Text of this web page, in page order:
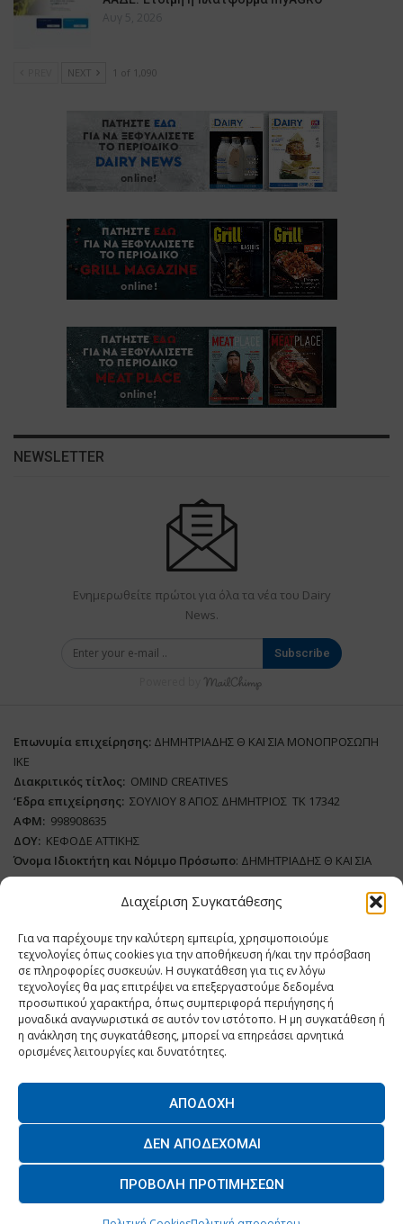
Διαχείριση Συγκατάθεσης
Για να παρέχουμε την καλύτερη εμπειρία, χρησιμοποιούμε
τεχνολογίες όπως cookies για την αποθήκευση ή/και την πρόσβαση
σε πληροφορίες συσκευών. Η συγκατάθεση για τις εν λόγω
τεχνολογίες θα μας επιτρέψει να επεξεργαστούμε δεδομένα
προσωπικού χαρακτήρα, όπως συμπεριφορά περιήγησης ή
μοναδικά αναγνωριστικά σε αυτόν τον ιστότοπο. Η μη συγκατάθεση ή
η ανάκληση της συγκατάθεσης, μπορεί να επηρεάσει αρνητικά
ορισμένες λειτουργίες και δυνατότητες.
ΑΠΟΔΟΧΉ
ΔΕΝ ΑΠΟΔΈΧΟΜΑΙ
ΠΡΟΒΟΛΉ ΠΡΟΤΙΜΉΣΕΩΝ
Αυγ 5, 2026
NEXT 1 of 1,090
NEWSLETTER
Ενημερωθείτε πρώτοι για όλα τα νέα του Dairy
News.
Subscribe
Επωνυμία επιχείρησης: ΔΗΜΗΤΡΙΑΔΗΣ Θ ΚΑΙ ΣΙΑ ΜΟΝΟΠΡΟΣΩΠΗ
ΙΚΕ
Διακριτικός τίτλος: ΟΜΙΝD CREATIVES
‘Eδρα επιχείρησης: ΣΟΥΛΙΟΥ 8 ΑΓΙΟΣ ΔΗΜΗΤΡΙΟΣ ΤΚ 17342
ΑΦΜ: 998908635
ΔΟΥ: ΚΕΦΟΔΕ ΑΤΤΙΚΗΣ
Όνομα Ιδιοκτήτη και Νόμιμο Πρόσωπο: ΔΗΜΗΤΡΙΑΔΗΣ Θ ΚΑΙ ΣΙΑ
ΜΟΝΟΠΡΟΣΩΠΗ ΙΚΕ
Domain:www.dairynews.gr
Δικαιούχος Domain:ΔΗΜΗΤΡΙΑΔΗΣ Θ ΚΑΙ ΣΙΑ ΜΟΝΟΠΡΟΣΩΠΗ ΙΚΕ
Διευθυντής: ΕΥΘΥΜΙΑΤΟΥ ΜΑΡΙΑ
Διαχειριστής:ΕΥΘΥΜΙΑΤΟΥ ΜΑΡΙΑ
Δήλωση Συμμόρφωσης
ΕΠΙΧΕΙΡΗΣΕΙΣ
ΕΠΙΚΟΙΝΩΝΙΑ
© 2026 - All Rights Reserved. -Πολιτική Απορρήτου
Powered byBYTE A COOKIE